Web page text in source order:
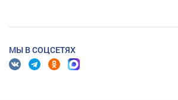
МЫ В СОЦСЕТЯХ